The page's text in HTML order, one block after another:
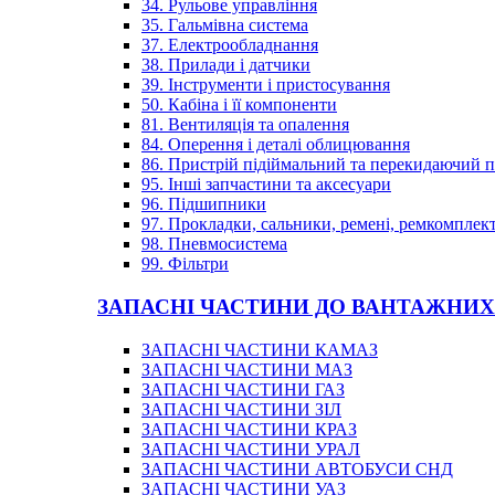
34. Рульове управління
35. Гальмівна система
37. Електрообладнання
38. Прилади і датчики
39. Інструменти і пристосування
50. Кабіна і її компоненти
81. Вентиляція та опалення
84. Оперення і деталі облицювання
86. Пристрій підіймальний та перекидаючий
95. Інші запчастини та аксесуари
96. Підшипники
97. Прокладки, сальники, ремені,
98. Пневмосистема
99. Фільтри
ЗАПАСНІ ЧАСТИНИ ДО
ЗАПАСНІ ЧАСТИНИ КАМАЗ
ЗАПАСНІ ЧАСТИНИ МАЗ
ЗАПАСНІ ЧАСТИНИ ГАЗ
ЗАПАСНІ ЧАСТИНИ ЗІЛ
ЗАПАСНІ ЧАСТИНИ КРАЗ
ЗАПАСНІ ЧАСТИНИ УРАЛ
ЗАПАСНІ ЧАСТИНИ АВТОБУСИ СНД
ЗАПАСНІ ЧАСТИНИ УАЗ